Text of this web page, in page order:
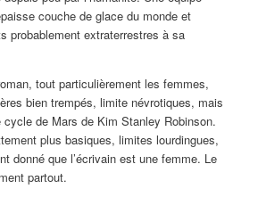
couche de glace du monde et
probablement extraterrestres à sa
tout particulièrement les femmes,
bien trempés, limite névrotiques, mais
cycle de Mars de Kim Stanley Robinson.
plus basiques, limites lourdingues,
donné que l’écrivain est une femme. Le
partout.